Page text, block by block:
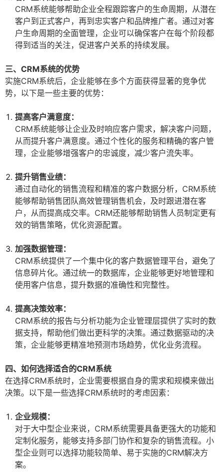
CRM系统能够帮助企业全程跟踪客户的生命周期，从潜在
客户到正式客户，再到忠实客户和品牌推广者。通过对客
户生命周期的全面管理，企业可以确保客户在每个阶段都
得到适当的关注，促进客户关系的持续发展。
三、CRM系统的优势
实施CRM系统后，企业能够在多个方面获得显著的竞争优
势，以下是一些主要的优势：
提高客户满意度：
CRM系统能够让企业及时响应客户需求，解决客户问题，
从而提升客户满意度。通过个性化的服务和精确的客户管
理，企业能够增强客户的忠诚度，减少客户流失率。
提升销售业绩：
通过自动化的销售流程和精准的客户数据分析，CRM系统
能够帮助销售团队高效管理销售机会，及时跟进潜在客
户，从而提高成交率。CRM还能够帮助销售人员制定更有
效的销售策略，优化资源配置。
加强数据管理：
CRM系统提供了一个集中化的客户数据管理平台，避免了
信息碎片化。通过统一的数据库，企业能够更好地管理和
使用客户信息，提升数据的准确性和完整性。
提高决策效率：
CRM系统的报告与分析功能为企业管理层提供了实时的数
据支持，帮助他们做出更科学的决策。通过数据驱动的决
策，企业能够更精准地预测市场趋势，优化业务流程。
四、如何选择适合的CRM系统
在选择CRM系统时，企业需要根据自身的需求和规模来做出
决策。以下是一些选择CRM系统时的考虑因素：
企业规模：
对于大中型企业来说，CRM系统需要具备更强大的功能和
定制化服务，能够支持多部门协作和复杂的销售流程。小
型企业则可以选择功能较简单、易于实施的CRM解决方
案。